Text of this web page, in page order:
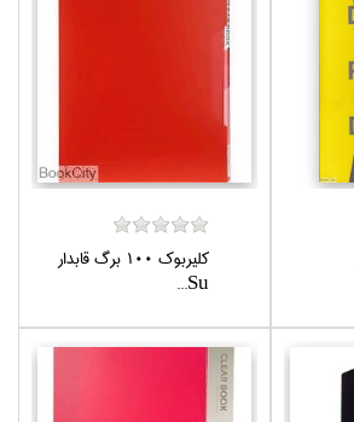
كليربوك 100 برگ قابدار
Su...